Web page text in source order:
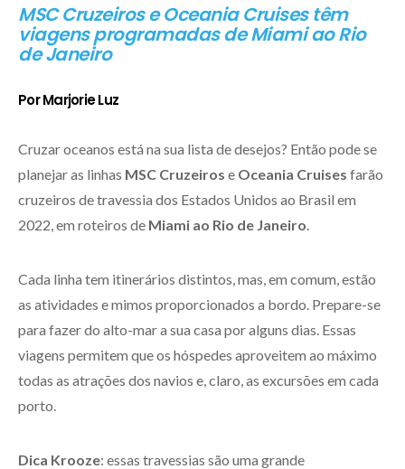
MSC Cruzeiros e Oceania Cruises têm
viagens programadas de Miami ao Rio
de Janeiro
Por Marjorie Luz
Cruzar oceanos está na sua lista de desejos? Então pode se
planejar as linhas MSC Cruzeiros e Oceania Cruises farão
cruzeiros de travessia dos Estados Unidos ao Brasil em
2022, em roteiros de Miami ao Rio de Janeiro
Cada linha tem itinerários distintos, mas, em comum, estão
as atividades e mimos proporcionados a bordo. Prepare-se
para fazer do alto-mar a sua casa por alguns dias. Essas
viagens permitem que os hóspedes aproveitem ao máximo
todas as atrações dos navios e, claro, as excursões em cada
porto.
Dica Krooze: essas travessias são uma grande